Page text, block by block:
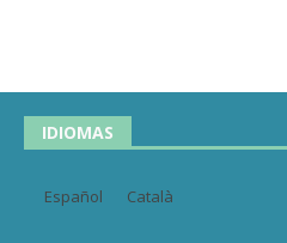
IDIOMAS
Español Català